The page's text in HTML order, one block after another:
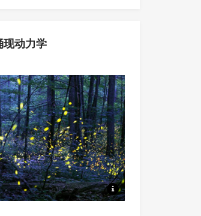
现动力学
从同步到集群，从动力系统到